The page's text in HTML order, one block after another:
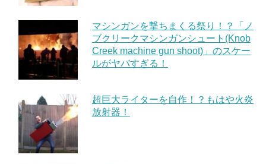
マシンガンを撃ちまくる祭り！？「ノ
ブクリークマシンガンシュート(Knob
Creek machine gun shoot)」のスケー
ルがヤバすぎる！
超巨大ライターを自作！？もはや火炎
放射器！